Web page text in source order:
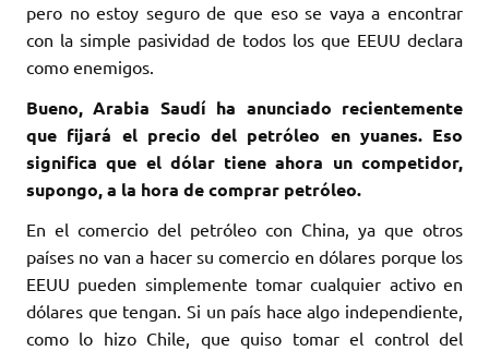
pero no estoy seguro de que eso se vaya a encontrar
con la simple pasividad de todos los que EEUU declara
como enemigos.
Bueno, Arabia Saudí ha anunciado recientemente
que fijará el precio del petróleo en yuanes. Eso
significa que el dólar tiene ahora un competidor,
supongo, a la hora de comprar petróleo.
En el comercio del petróleo con China, ya que otros
países no van a hacer su comercio en dólares porque los
EEUU pueden simplemente tomar cualquier activo en
dólares que tengan. Si un país hace algo independiente,
como lo hizo Chile, que quiso tomar el control del